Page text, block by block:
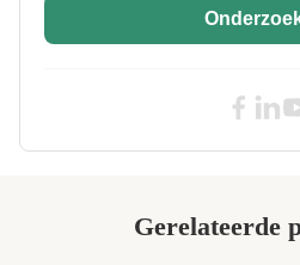
vier rollen
rubberen
Gerelateerde